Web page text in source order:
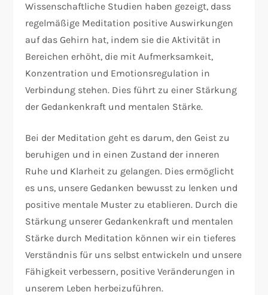
Wissenschaftliche Studien haben gezeigt, dass
regelmäßige Meditation positive Auswirkungen
auf das Gehirn hat, indem sie die Aktivität in
Bereichen erhöht, die mit Aufmerksamkeit,
Konzentration und Emotionsregulation in
Verbindung stehen. Dies führt zu einer Stärkung
der Gedankenkraft und mentalen Stärke.
Bei der Meditation geht es darum, den Geist zu
beruhigen und in einen Zustand der inneren
Ruhe und Klarheit zu gelangen. Dies ermöglicht
es uns, unsere Gedanken bewusst zu lenken und
positive mentale Muster zu etablieren. Durch die
Stärkung unserer Gedankenkraft und mentalen
Stärke durch Meditation können wir ein tieferes
Verständnis für uns selbst entwickeln und unsere
Fähigkeit verbessern, positive Veränderungen in
unserem Leben herbeizuführen.